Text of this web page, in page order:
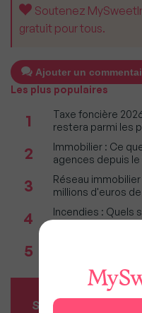
Soutenez
gratuit pour tous.
Ajouter un
Les plus populaires
1
Taxe foncière
restera parmi les
2
Immobilier : Ce
agences depuis le
3
Réseau
millions d'euros
4
Incendies : Quels
5
téléphonique fixe
SERVICES MY